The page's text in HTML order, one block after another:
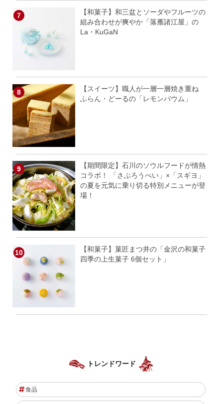
【和菓子】和三盆とソーダやフルーツの
組み合わせが爽やか「落雁諸江屋」の
La・KuGaN
【スイーツ】職人が一層一層焼き重ね
ふらん・どーるの「レモンバウム」
【期間限定】石川のソウルフードが情熱
コラボ！ 「さぶろうべい」×「スギヨ」
の夏を元気に乗り切る特別メニューが登
場！
【和菓子】菓匠まつ井の「金沢の和菓子
四季の上生菓子 6個セット」
トレンドワード
食品